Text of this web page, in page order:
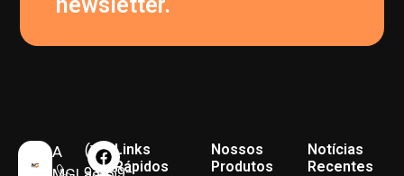
newsletter.
A
(11) Links
Rápidos
Nossos
Produtos
Notícias
Recentes